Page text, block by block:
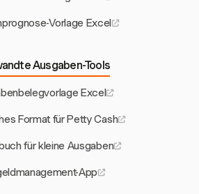
Vorlage Excel
Ausgaben-Tools
Excel
Format für Petty Cash
für kleine Ausgaben
App